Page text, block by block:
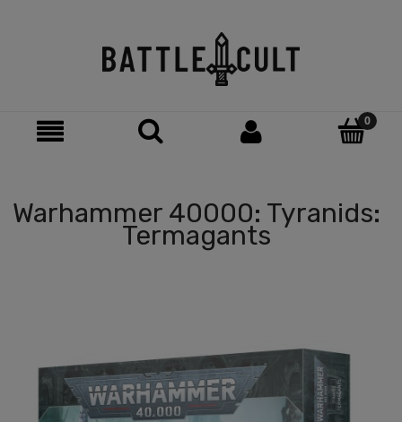
Warhammer 40000: Tyranids:
Termagants